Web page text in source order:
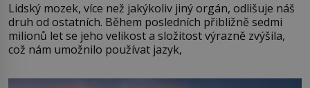
Lidský mozek, více než jakýkoliv jiný orgán, odlišuje náš
druh od ostatních. Během posledních přibližně sedmi
milionů let se jeho velikost a složitost výrazně zvýšila,
což nám umožnilo používat jazyk,